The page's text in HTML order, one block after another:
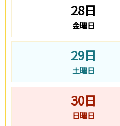
28日
金曜日
29日
土曜日
30日
日曜日